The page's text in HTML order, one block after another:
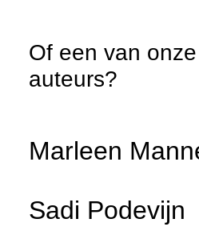
Of een van
auteurs?
Marleen
Sadi Podevijn